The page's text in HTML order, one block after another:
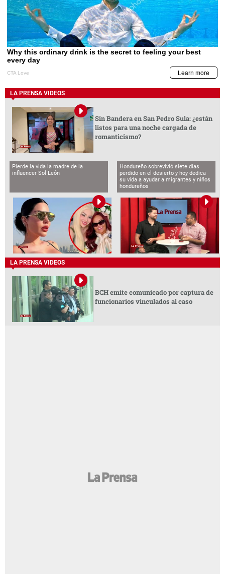
LA PRENSA VIDEOS
Sin Bandera en San Pedro Sula: ¿están
listos para una noche cargada de
romanticismo?
Pierde la vida la madre de la
influencer Sol León
Hondureño sobrevivió siete días
perdido en el desierto y hoy dedica
su vida a ayudar a migrantes y niños
hondureños
LA PRENSA VIDEOS
BCH emite comunicado por captura de
funcionarios vinculados al caso